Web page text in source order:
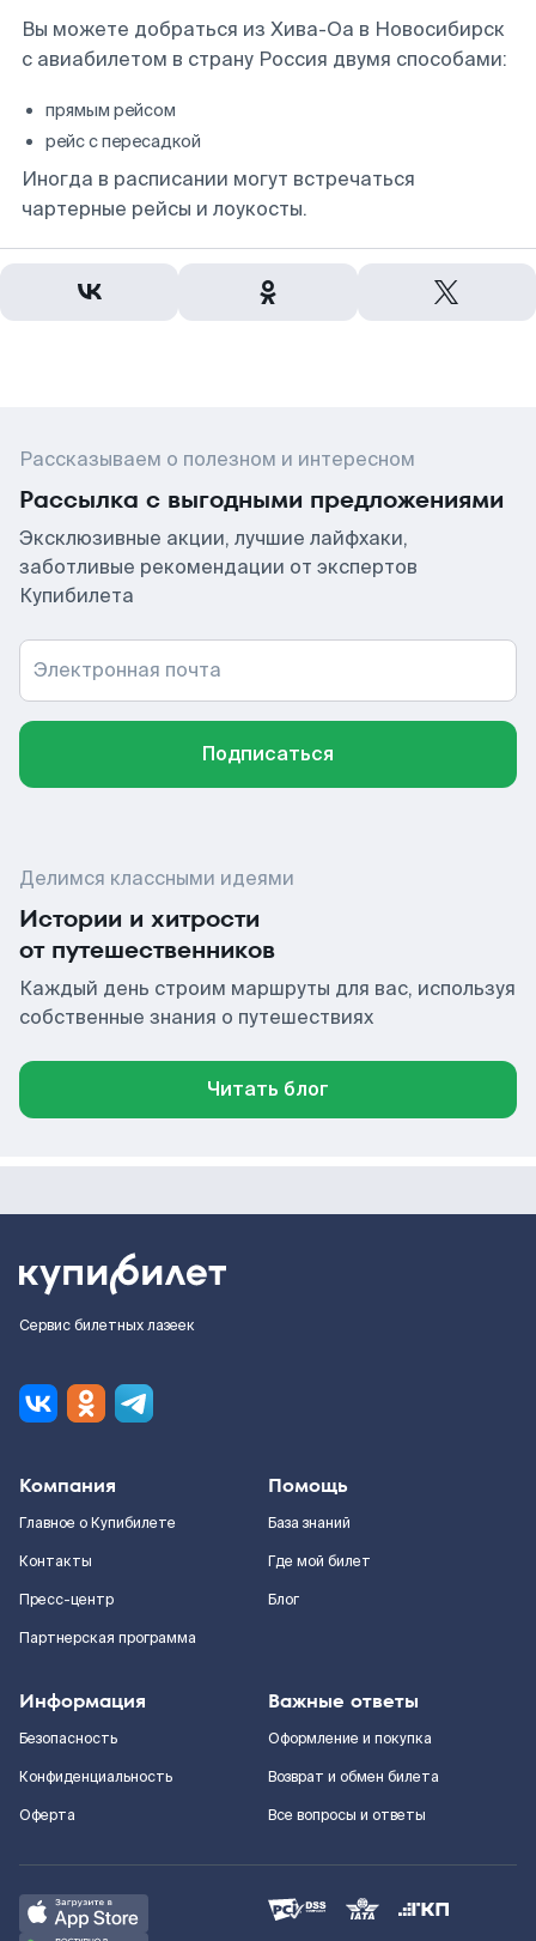
Вы можете добраться из Хива-Оа в Новосибирск
с авиабилетом в страну Россия двумя способами:
прямым рейсом
рейс с пересадкой
Иногда в расписании могут встречаться
чартерные рейсы и лоукосты.
Рассказываем о полезном и интересном
Рассылка с выгодными предложениями
Эксклюзивные акции, лучшие лайфхаки,
заботливые рекомендации от экспертов
Купибилета
Электронная почта
Подписаться
Делимся классными идеями
Истории и хитрости
от путешественников
Каждый день строим маршруты для вас, используя
собственные знания о путешествиях
Читать блог
Сервис билетных лазеек
Компания
Главное о Купибилете
Контакты
Пресс-центр
Партнерская программа
Помощь
База знаний
Где мой билет
Блог
Информация
Безопасность
Конфиденциальность
Оферта
Важные ответы
Оформление и покупка
Возврат и обмен билета
Все вопросы и ответы